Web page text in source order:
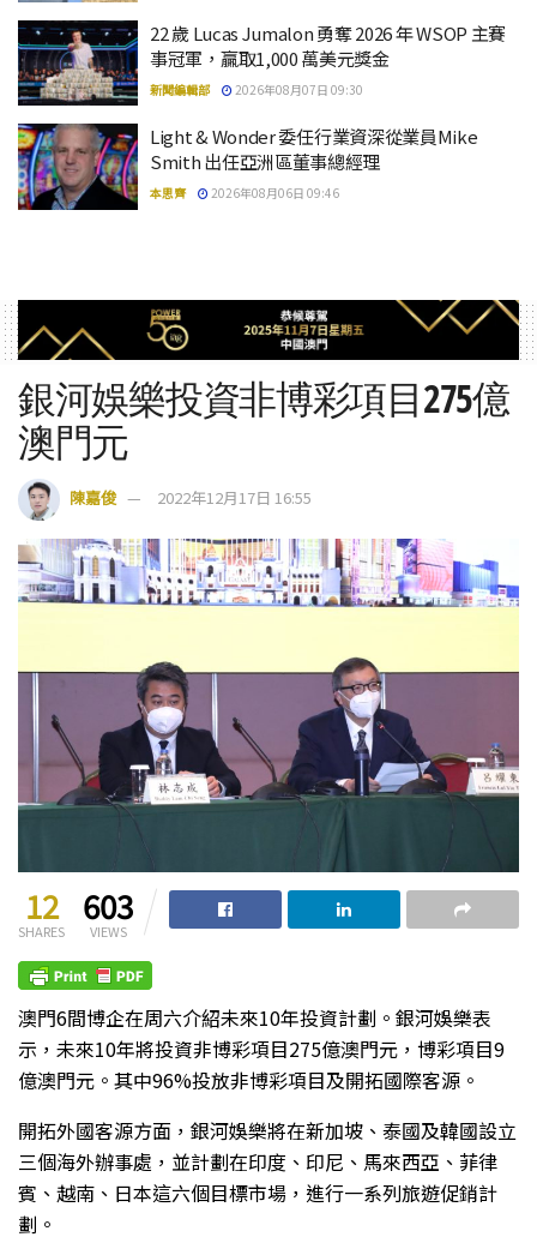
22 歲 Lucas Jumalon 勇奪 2026 年 WSOP 主賽
事冠軍，贏取1,000 萬美元獎金
新聞編輯部 2026年08月07日 09:30
Light & Wonder 委任行業資深從業員Mike
Smith 出任亞洲區董事總經理
本思齊 2026年08月06日 09:46
銀河娛樂投資非博彩項目275億
澳門元
陳嘉俊 2022年12月17日 16:55
12
SHARES
603
VIEWS
澳門6間博企在周六介紹未來10年投資計劃。銀河娛樂表
示，未來10年將投資非博彩項目275億澳門元，博彩項目9
億澳門元。其中96%投放非博彩項目及開拓國際客源。
開拓外國客源方面，銀河娛樂將在新加坡、泰國及韓國設立
三個海外辦事處，並計劃在印度、印尼、馬來西亞、菲律
賓、越南、日本這六個目標市場，進行一系列旅遊促銷計
劃。